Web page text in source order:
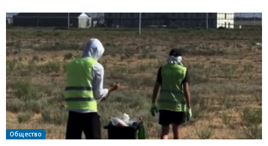
Общество